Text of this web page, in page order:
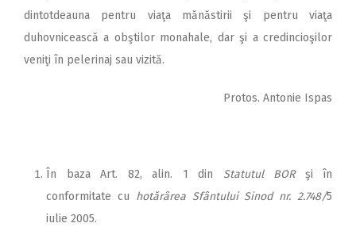
dintotdeauna pentru viaţa mănăstirii şi pentru viaţa
duhovnicească a obştilor monahale, dar şi a credincioşilor
veniţi în pelerinaj sau vizită.
Protos. Antonie Ispas
În baza Art. 82, alin. 1 din Statutul BOR şi în
conformitate cu hotărârea Sfântului Sinod nr. 2.748/5
iulie 2005.